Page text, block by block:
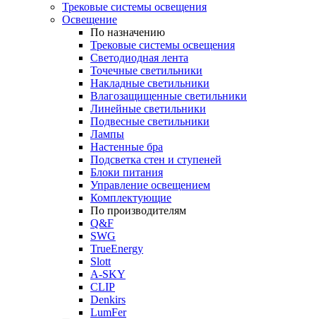
Трековые системы освещения
Освещение
По назначению
Трековые системы освещения
Светодиодная лента
Точечные светильники
Накладные светильники
Влагозащищенные светильники
Линейные светильники
Подвесные светильники
Лампы
Настенные бра
Подсветка стен и ступеней
Блоки питания
Управление освещением
Комплектующие
По производителям
Q&F
SWG
TrueEnergy
Slott
A-SKY
CLIP
Denkirs
LumFer